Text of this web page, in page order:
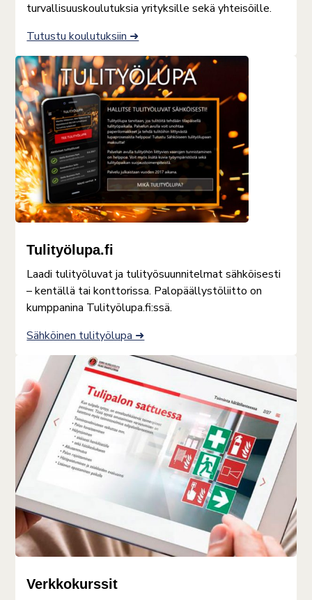
turvallisuuskoulutuksia yrityksille sekä yhteisöille.
Tutustu koulutuksiin ➜
Tulityölupa.fi
Laadi tulityöluvat ja tulityösuunnitelmat sähköisesti
– kentällä tai konttorissa. Palopäällystöliitto on
kumppanina Tulityölupa.fi:ssä.
Sähköinen tulityölupa ➜
Verkkokurssit